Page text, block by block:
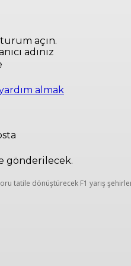
açın.
adınız
almak
gönderilecek.
tatile dönüştürecek F1 yarış